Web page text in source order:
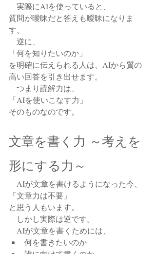
実際にAIを使っていると、
質問が曖昧だと答えも曖昧になりま
す。
逆に、
「何を知りたいのか」
を明確に伝えられる人は、AIから質の
高い回答を引き出せます。
つまり読解力は、
「AIを使いこなす力」
そのものなのです。
文章を書く力 ～考えを
形にする力～
AIが文章を書けるようになった今、
「文章力は不要」
と思う人もいます。
しかし実際は逆です。
AIが文章を書くためには、
何を書きたいのか